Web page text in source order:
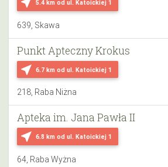
5.4 km od ul. Katoickiej 1
639, Skawa
near_me 6.7 km od ul. Katoickiej 1
Punkt Apteczny Krokus
218, Raba Niżna
near_me 6.8 km od ul. Katoickiej 1
Apteka im. Jana Pawła II
64, Raba Wyżna